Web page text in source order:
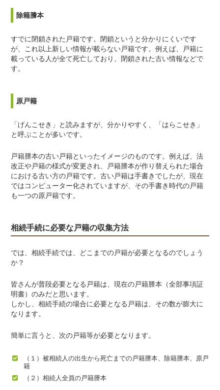
除籍謄本
すでに閉鎖された戸籍です。閉鎖というと分かりにくいです
が、これ以上新しい情報が載らない戸籍です。例えば、戸籍に
載っている人が全て死亡しており、閉鎖された古い情報などで
す。
原戸籍
「げんこせき」と読みますが、分かりやすく、「はらこせき」
と呼ぶことが多いです。
戸籍謄本の古い戸籍といったイメージのものです。例えば、法
改正や戸籍の様式が変更され、戸籍謄本が作り替えられた場合
における古い方の戸籍です。古い戸籍は手書きでしたが、現在
ではコンピューター化されていますが、その手書き時代の戸籍
も一つの原戸籍です。
相続手続に必要な戸籍の収集方法
では、相続手続では、どこまでの戸籍が必要となるのでしょう
か？
皆さんが普段必要となる戸籍は、現在の戸籍謄本（全部事項証
明書）のみだと思います。
しかし、相続手続の場合に必要となる戸籍は、その数が膨大に
なります。
簡単に言うと、次の戸籍等が必要となります。
（１）被相続人の出生から死亡までの戸籍謄本、除籍謄本、原戸
籍
（２）相続人全員の戸籍謄本